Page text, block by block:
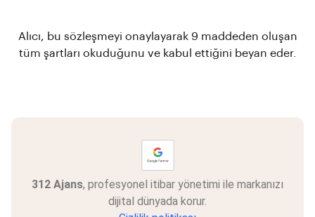
Alıcı, bu sözleşmeyi onaylayarak 9 maddeden oluşan
tüm şartları okuduğunu ve kabul ettiğini beyan eder.
312 Ajans, profesyonel itibar yönetimi ile markanızı
dijital dünyada korur.